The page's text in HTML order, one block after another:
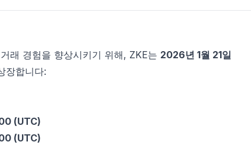
래 경험을 향상시키기 위해, ZKE는 2026년 1월 21일
장합니다:
(UTC)
(UTC)